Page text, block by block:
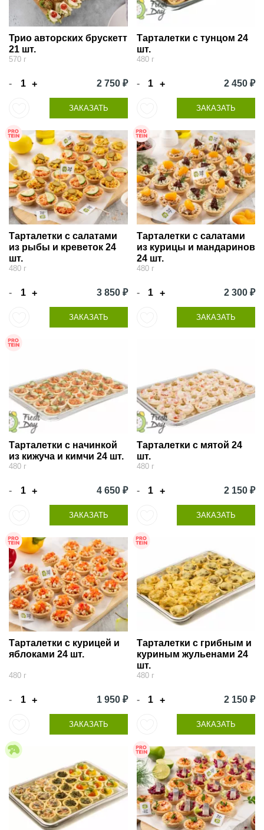
Трио авторских брускетт
21 шт.
570 г
- + 2 750 ₽
ЗАКАЗАТЬ
Тарталетки с тунцом 24
шт.
480 г
- + 2 450 ₽
ЗАКАЗАТЬ
Тарталетки с салатами
из рыбы и креветок 24
шт.
480 г
- + 3 850 ₽
ЗАКАЗАТЬ
Тарталетки с салатами
из курицы и мандаринов
24 шт.
480 г
- + 2 300 ₽
ЗАКАЗАТЬ
Тарталетки с начинкой
из кижуча и кимчи 24 шт.
480 г
- + 4 650 ₽
ЗАКАЗАТЬ
Тарталетки с мятой 24
шт.
480 г
- + 2 150 ₽
ЗАКАЗАТЬ
Тарталетки с курицей и
яблоками 24 шт.
480 г
- + 1 950 ₽
ЗАКАЗАТЬ
Тарталетки с грибным и
куриным жульенами 24
шт.
480 г
- + 2 150 ₽
ЗАКАЗАТЬ